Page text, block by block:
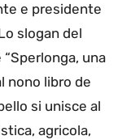
e presidente
slogan del
una
nono libro de
si unisce al
agricola,